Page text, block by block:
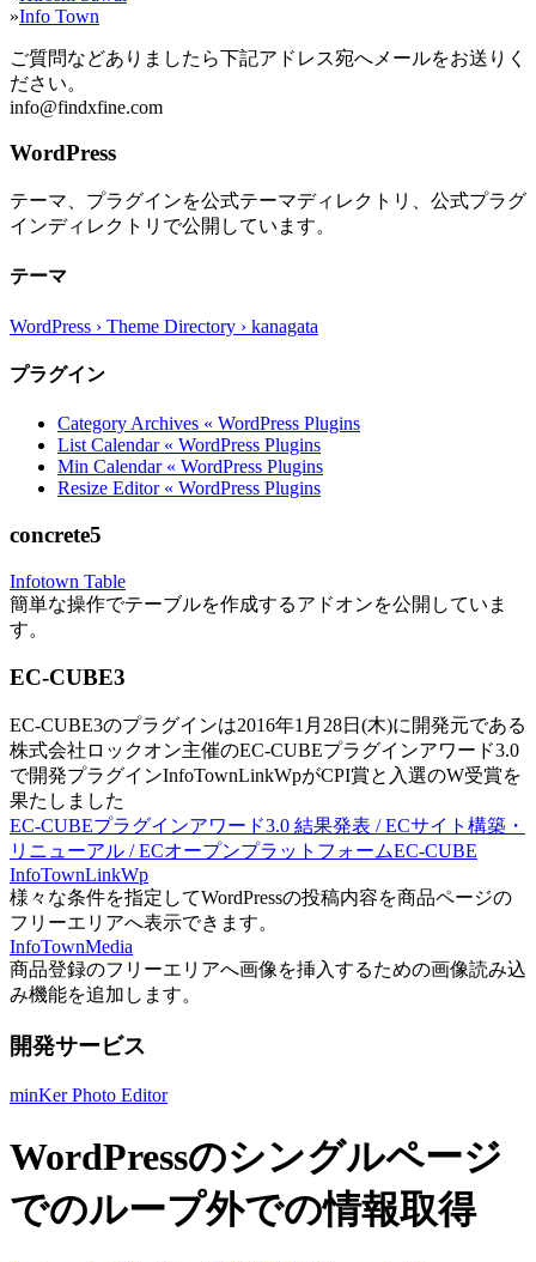
»Info Town
ご質問などありましたら下記アドレス宛へメールをお送りく
ださい。
info@findxfine.com
WordPress
テーマ、プラグインを公式テーマディレクトリ、公式プラグ
インディレクトリで公開しています。
テーマ
WordPress › Theme Directory › kanagata
プラグイン
Category Archives « WordPress Plugins
List Calendar « WordPress Plugins
Min Calendar « WordPress Plugins
Resize Editor « WordPress Plugins
concrete5
Infotown Table
簡単な操作でテーブルを作成するアドオンを公開していま
す。
EC-CUBE3
EC-CUBE3のプラグインは2016年1月28日(木)に開発元である
株式会社ロックオン主催のEC-CUBEプラグインアワード3.0
で開発プラグインInfoTownLinkWpがCPI賞と入選のW受賞を
果たしました
EC-CUBEプラグインアワード3.0 結果発表 / ECサイト構築・
リニューアル / ECオープンプラットフォームEC-CUBE
InfoTownLinkWp
様々な条件を指定してWordPressの投稿内容を商品ページの
フリーエリアへ表示できます。
InfoTownMedia
商品登録のフリーエリアへ画像を挿入するための画像読み込
み機能を追加します。
開発サービス
minKer Photo Editor
WordPressのシングルページ
でのループ外での情報取得